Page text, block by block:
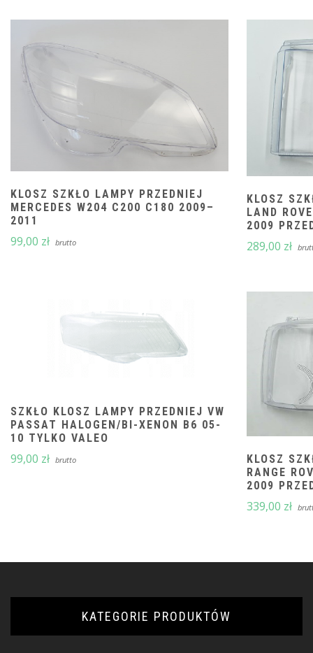
KLOSZ SZKŁO LAMPY PRZEDNIEJ
MERCEDES W204 C200 C180 2009–
2011
99,00 zł brutto
KLOSZ
LAND
2009
289,00 zł
SZKŁO KLOSZ LAMPY PRZEDNIEJ VW
PASSAT HALOGEN/BI-XENON B6 05-
10 TYLKO VALEO
99,00 zł brutto
KLOSZ
RANGE
2009
339,00 zł
KATEGORIE PRODUKTÓW